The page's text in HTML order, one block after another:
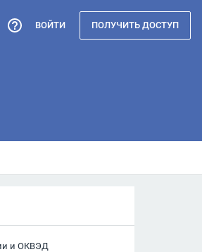
ВОЙТИ ПОЛУЧИТЬ ДОСТУП
и ОКВЭД